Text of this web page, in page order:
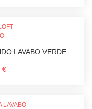
LAVABO VERDE
€